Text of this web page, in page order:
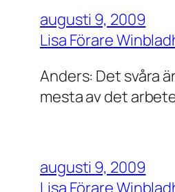
augusti 9, 2009
Lisa Förare
Anders: Det svåra
mesta av det
augusti 9, 2009
Lisa Förare